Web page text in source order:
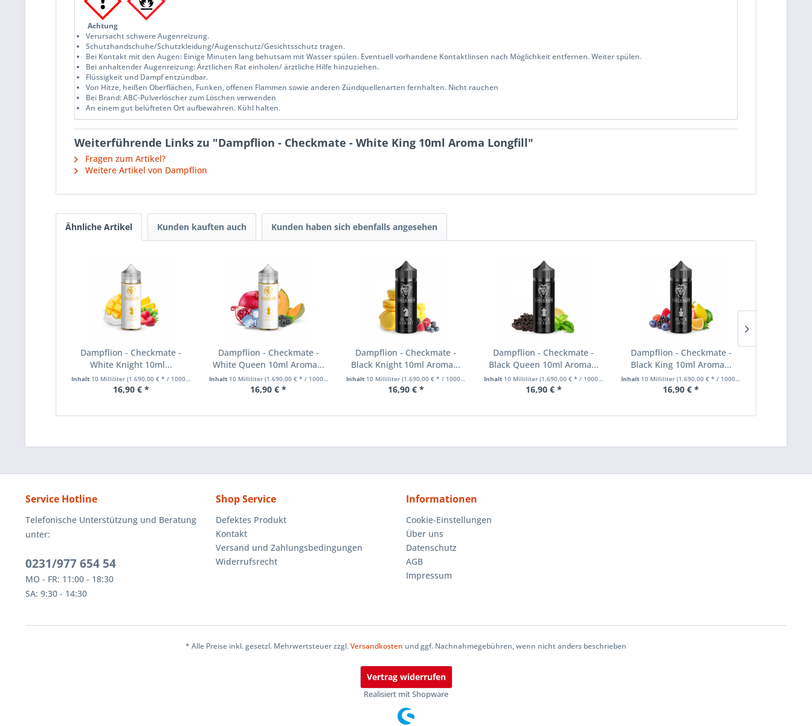
Achtung
Verursacht schwere Augenreizung.
Schutzhandschuhe/Schutzkleidung/Augenschutz/Gesichtsschutz tragen.
Bei Kontakt mit den Augen: Einige Minuten lang behutsam mit Wasser spülen. Eventuell vorhandene Kontaktlinsen nach Möglichkeit entfernen. Weiter spülen.
Bei anhaltender Augenreizung: Ärztlichen Rat einholen/ ärztliche Hilfe hinzuziehen.
Flüssigkeit und Dampf entzündbar.
Von Hitze, heißen Oberflächen, Funken, offenen Flammen sowie anderen Zündquellenarten fernhalten. Nicht rauchen
Bei Brand: ABC-Pulverlöscher zum Löschen verwenden
An einem gut belüfteten Ort aufbewahren. Kühl halten.
Weiterführende Links zu "Dampflion - Checkmate - White King 10ml Aroma Longfill"
Fragen zum Artikel?
Weitere Artikel von Dampflion
Ähnliche Artikel Kunden kauften auch Kunden haben sich ebenfalls angesehen
Dampflion - Checkmate -
White Knight 10ml...
Inhalt 10 Milliliter (1.690,00 € * / 1000 Milliliter)
16,90 € *
Dampflion - Checkmate -
White Queen 10ml Aroma...
Inhalt 10 Milliliter (1.690,00 € * / 1000 Milliliter)
16,90 € *
Dampflion - Checkmate -
Black Knight 10ml Aroma...
Inhalt 10 Milliliter(1.690,00 € * / 1000 Milliliter)
16,90 € *
Dampflion - Checkmate -
Black Queen 10ml Aroma...
Inhalt 10 Milliliter (1.690,00 € * / 1000 Milliliter)
16,90 € *
Dampflion - Checkmate -
Black King 10ml Aroma...
Inhalt 10 Milliliter(1.690,00 € * / 1000 Milliliter)
16,90 € *
Service Hotline
Telefonische Unterstützung und Beratung
unter:
0231/977 654 54
MO - FR: 11:00 - 18:30
SA: 9:30 - 14:30
Shop Service
Defektes Produkt
Kontakt
Versand und Zahlungsbedingungen
Widerrufsrecht
Informationen
Cookie-Einstellungen
Über uns
Datenschutz
AGB
Impressum
* Alle Preise inkl. gesetzl. Mehrwertsteuer zzgl.Versandkosten und ggf. Nachnahmegebühren, wenn nicht anders beschrieben
Vertrag widerrufen
Realisiert mit Shopware